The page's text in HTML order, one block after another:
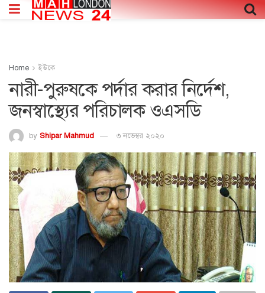
Home ইউকে
নারী-পুরুষকে পর্দার করার নির্দেশ,
জনস্বাস্থ্যের পরিচালক ওএসডি
by Shipar Mahmud ৩ নভেম্বর ২০২০